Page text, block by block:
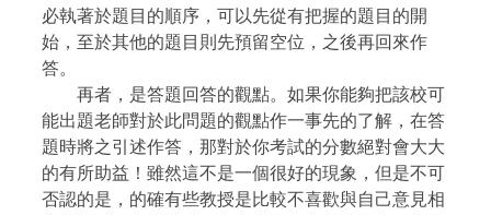
必執著於題目的順序，可以先從有把握的題目的開
始，至於其他的題目則先預留空位，之後再回來作
答。
再者，是答題回答的觀點。如果你能夠把該校可
能出題老師對於此問題的觀點作一事先的了解，在答
題時將之引述作答，那對於你考試的分數絕對會大大
的有所助益！雖然這不是一個很好的現象，但是不可
否認的是，的確有些教授是比較不喜歡與自己意見相